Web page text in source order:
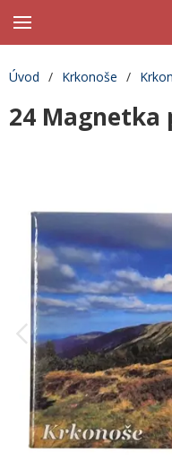
Úvod / Krkonoše /
24 Magnetka